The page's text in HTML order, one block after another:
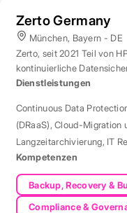
Zerto Germany
München, Bayern - DE
Zerto, seit 2021 Teil von
kontinuierliche
Dienstleistungen
Continuous Data
(DRaaS),Cloud-Migration
Langzeitarchivierung, IT
Kompetenzen
Backup, Recovery &
Compliance &